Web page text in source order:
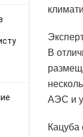
В
АЭС и
Кацуба